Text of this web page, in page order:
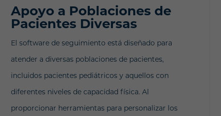
Apoyo a Poblaciones de
Pacientes Diversas
El software de seguimiento está diseñado para
atender a diversas poblaciones de pacientes,
incluidos pacientes pediátricos y aquellos con
diferentes niveles de capacidad física. Al
proporcionar herramientas para personalizar los